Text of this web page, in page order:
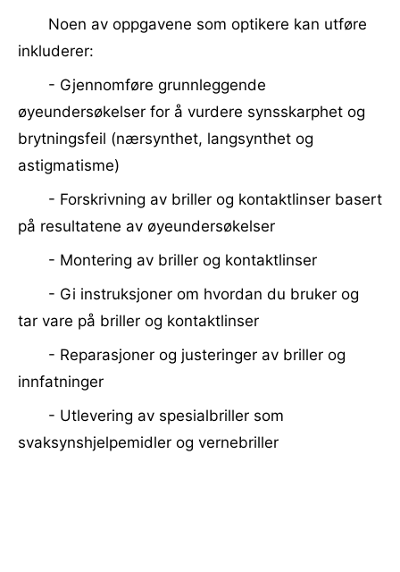
Noen av oppgavene som optikere kan utføre
inkluderer:
- Gjennomføre grunnleggende
øyeundersøkelser for å vurdere synsskarphet og
brytningsfeil (nærsynthet, langsynthet og
astigmatisme)
- Forskrivning av briller og kontaktlinser basert
på resultatene av øyeundersøkelser
- Montering av briller og kontaktlinser
- Gi instruksjoner om hvordan du bruker og
tar vare på briller og kontaktlinser
- Reparasjoner og justeringer av briller og
innfatninger
- Utlevering av spesialbriller som
svaksynshjelpemidler og vernebriller